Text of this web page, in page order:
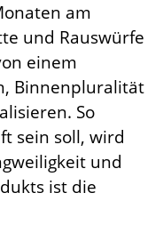
am
und Rauswürfe
einem
Binnenpluralität
So
sein soll, wird
und
ist die